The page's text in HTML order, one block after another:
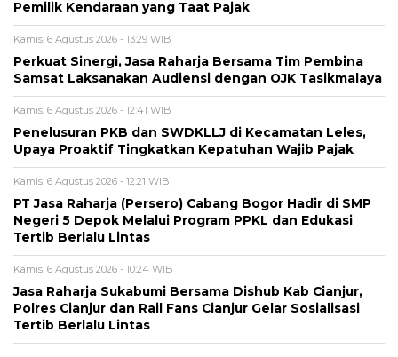
Pemilik Kendaraan yang Taat Pajak
Kamis, 6 Agustus 2026 - 13:29 WIB
Perkuat Sinergi, Jasa Raharja Bersama Tim Pembina
Samsat Laksanakan Audiensi dengan OJK Tasikmalaya
Kamis, 6 Agustus 2026 - 12:41 WIB
Penelusuran PKB dan SWDKLLJ di Kecamatan Leles,
Upaya Proaktif Tingkatkan Kepatuhan Wajib Pajak
Kamis, 6 Agustus 2026 - 12:21 WIB
PT Jasa Raharja (Persero) Cabang Bogor Hadir di SMP
Negeri 5 Depok Melalui Program PPKL dan Edukasi
Tertib Berlalu Lintas
Kamis, 6 Agustus 2026 - 10:24 WIB
Jasa Raharja Sukabumi Bersama Dishub Kab Cianjur,
Polres Cianjur dan Rail Fans Cianjur Gelar Sosialisasi
Tertib Berlalu Lintas